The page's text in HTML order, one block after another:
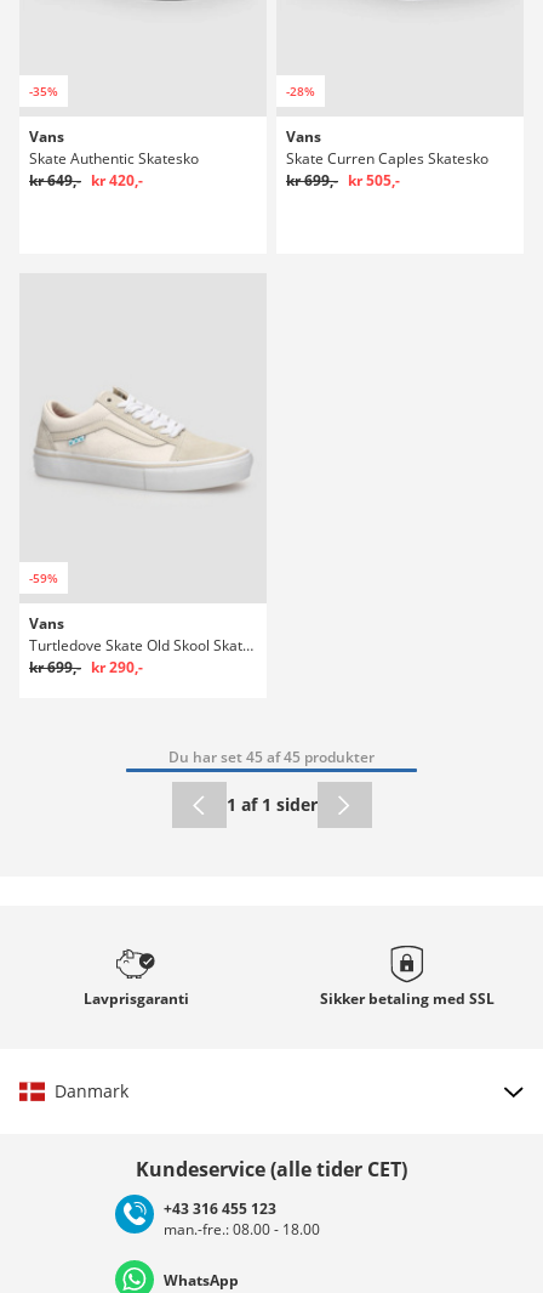
-35%
Vans
Skate Authentic Skatesko
kr 649,- kr 420,-
-28%
Vans
Skate Curren Caples Skatesko
kr 699,- kr 505,-
-59%
Vans
Turtledove Skate Old Skool Skatesko
kr 699,- kr 290,-
Du har set 45 af 45 produkter
1 af 1 sider
Lavprisgaranti Sikker betaling med SSL
Danmark
Deutschland Österreich
Kundeservice (alle tider CET)
+43 316 455 123
man.-fre.: 08.00 - 18.00
WhatsApp